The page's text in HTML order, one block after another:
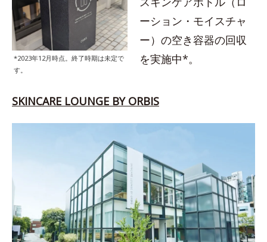
*2023年12月時点。終了時期は未定で
す。
ーション・モイスチャ
ー）の空き容器の回収
を実施中*。
SKINCARE LOUNGE BY ORBIS